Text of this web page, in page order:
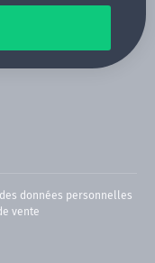
données personnelles
vente